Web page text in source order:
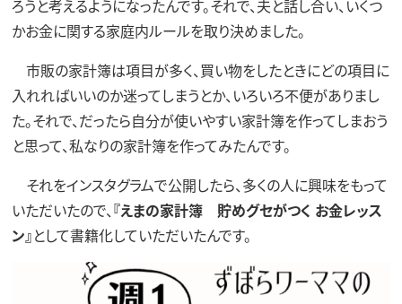
ろうと考えるようになったんです。それで、夫と話し合い、いくつ
かお金に関する家庭内ルールを取り決めました。
市販の家計簿は項目が多く、買い物をしたときにどの項目に
入れればいいのか迷ってしまうとか、いろいろ不便がありまし
た。それで、だったら自分が使いやすい家計簿を作ってしまおう
と思って、私なりの家計簿を作ってみたんです。
それをインスタグラムで公開したら、多くの人に興味をもって
いただいたので、『えまの家計簿 貯めグセがつく お金レッス
ン』として書籍化していただいたんです。